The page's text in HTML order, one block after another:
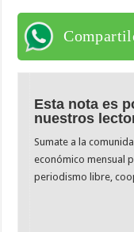
Esta nota es
nuestros
Sumate a la
económico mensual
periodismo libre,